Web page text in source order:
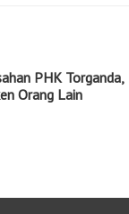
PHK Torganda,
Orang Lain